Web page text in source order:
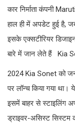
कार निर्माता कंपनी
हाल ही में अपडेट हुई है,
इसके एक्सटीरियर
बारे में जान लेते हैं Kia
2024 Kia Sonet को
पर लॉन्च किया गया था।
इसमें बाहर से स्टाइलिंग
ड्राइवर-असिस्ट सिस्टम